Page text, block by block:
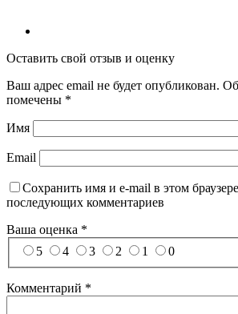
Оставить свой отзыв и оценку
Ваш адрес email не будет опубликован.
помечены *
Имя
Email
Сохранить имя и e-mail в этом
последующих комментариев
Ваша оценка *
5
4 3 2 1 0
Комментарий *